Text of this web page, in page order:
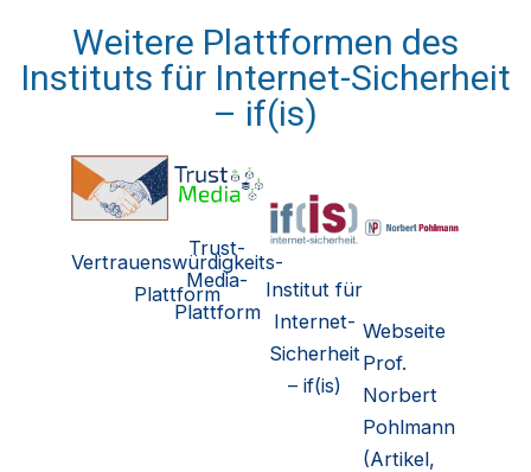
Weitere Plattformen des
Instituts für Internet-Sicherheit
– if(is)
Vertrauenswürdigkeits-
Plattform
Trust-
Media-
Plattform
Institut für
Internet-
Sicherheit
– if(is)
Webseite
Prof.
Norbert
Pohlmann
(Artikel,